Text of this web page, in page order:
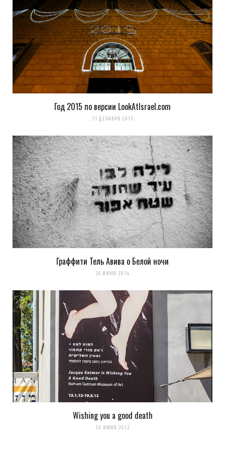
Год 2015 по версии LookAtIsrael.com
31 ДЕКАБРЯ 2015
Граффити Тель Авива о Белой ночи
26 ИЮНЯ 2014
Wishing you a good death
10 ИЮНЯ 2012